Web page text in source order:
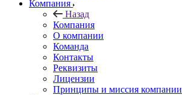
Компания
Назад
Компания
О компании
Команда
Контакты
Реквизиты
Лицензии
Принципы и миссия компании